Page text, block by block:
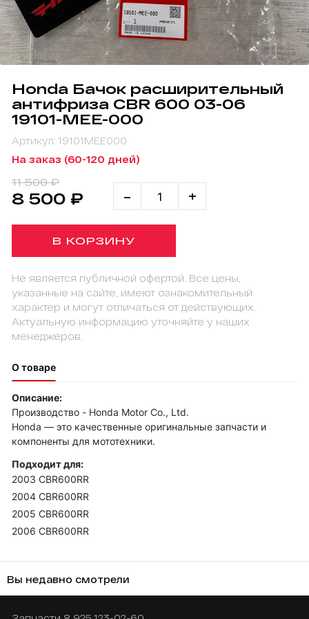
Honda Бачок расширительный
антифриза CBR 600 03-06
19101-MEE-000
Артикул: 19101MEE000
На заказ (60-120 дней)
11 500 ₽
8 500 ₽ - +
В КОРЗИНУ
Не является публичной офертой. Все цены,
указанные на сайте, имеют ознакомительный
характер и могут отличаться от действующих.
Актуальную информацию уточняйте у наших
менеджеров.
О товаре
Описание:
Производство - Honda Motor Co., Ltd.
Honda — это качественные оригинальные запчасти и
компоненты для мототехники.
Подходит для:
2003 CBR600RR
2004 CBR600RR
2005 CBR600RR
2006 CBR600RR
Вы недавно смотрели